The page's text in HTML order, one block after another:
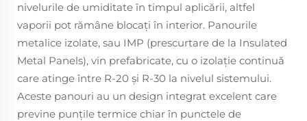
nivelurile de umiditate în timpul aplicării, altfel
vaporii pot rămâne blocați în interior. Panourile
metalice izolate, sau IMP (prescurtare de la Insulated
Metal Panels), vin prefabricate, cu o izolație continuă
care atinge între R-20 și R-30 la nivelul sistemului.
Aceste panouri au un design integrat excelent care
previne punțile termice chiar în punctele de